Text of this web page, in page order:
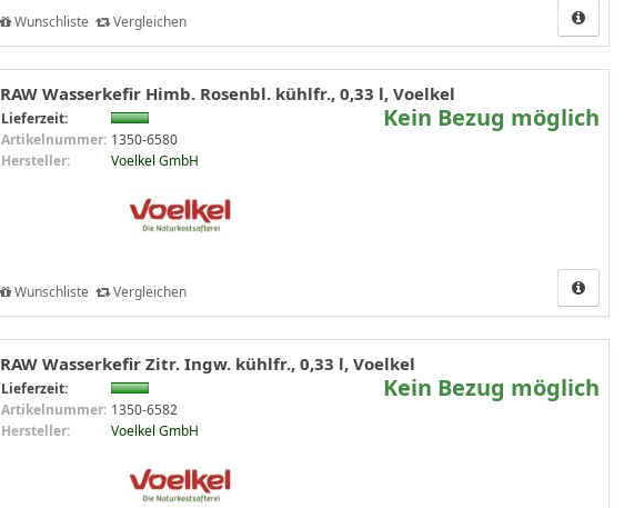
Wunschliste Vergleichen
RAW Wasserkefir Himb. Rosenbl. kühlfr., 0,33 l, Voelkel
Lieferzeit:
Artikelnummer: 1350-6580
Hersteller:
Voelkel GmbH
Kein Bezug möglich
Wunschliste Vergleichen
RAW Wasserkefir Zitr. Ingw. kühlfr., 0,33 l, Voelkel
Lieferzeit:
Artikelnummer: 1350-6582
Hersteller:
Voelkel GmbH
Kein Bezug möglich